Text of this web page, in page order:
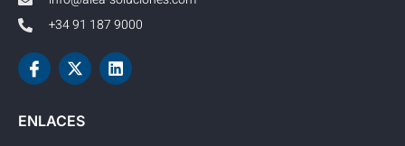
+34 91 187 9000
ENLACES